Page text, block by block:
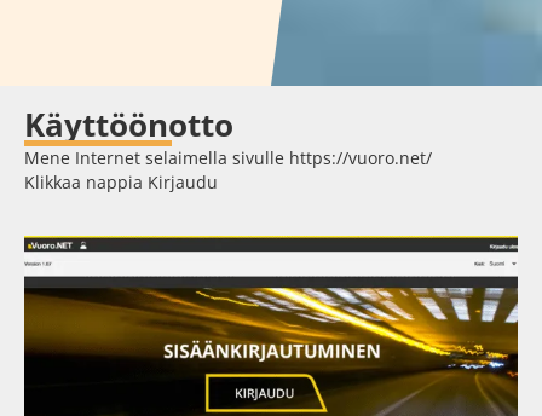
Käyttöönotto
Mene Internet selaimella sivulle https://vuoro.net/
Klikkaa nappia Kirjaudu